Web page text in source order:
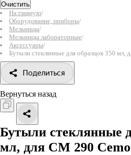
Очистить
На главную/
Оборудование, приборы/
Мельницы/
Мельницы лабораторные/
Аксессуары/
Бутыли стеклянные для образцов 350 мл,
Поделиться
Вернуться назад
Бутыли стеклянные
мл, для CM 290